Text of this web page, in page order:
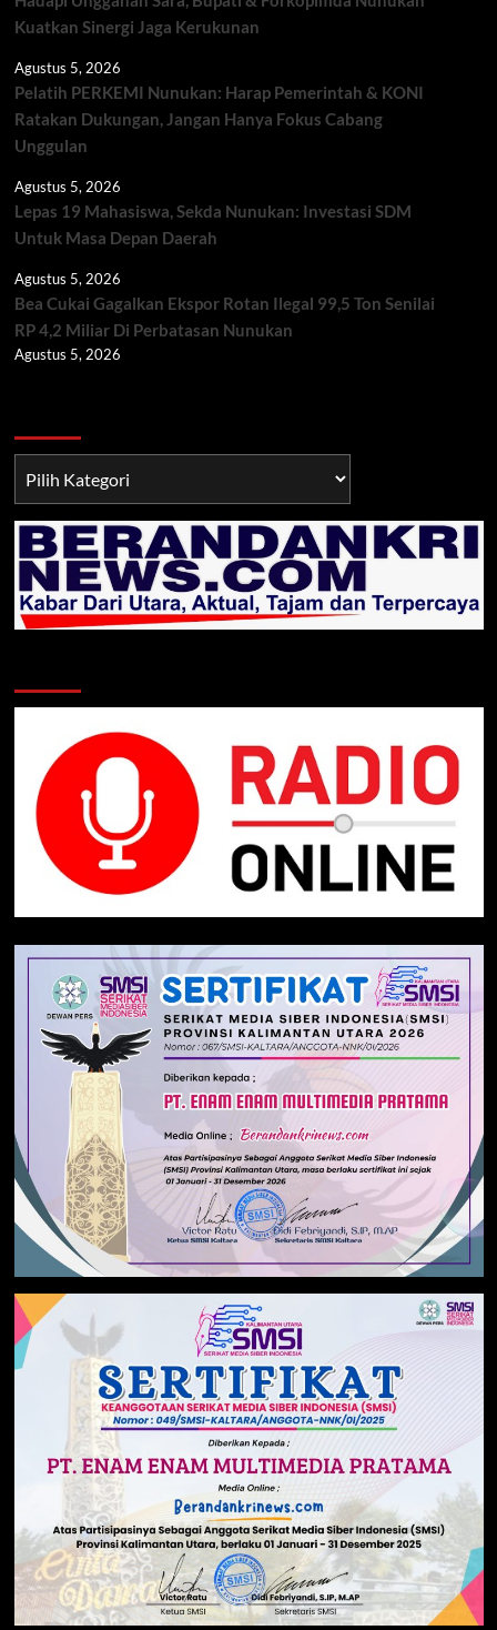
Kuatkan Sinergi Jaga Kerukunan
Agustus 5, 2026
Pelatih PERKEMI Nunukan: Harap Pemerintah & KONI
Ratakan Dukungan, Jangan Hanya Fokus Cabang
Unggulan
Agustus 5, 2026
Lepas 19 Mahasiswa, Sekda Nunukan: Investasi SDM
Untuk Masa Depan Daerah
Agustus 5, 2026
Bea Cukai Gagalkan Ekspor Rotan Ilegal 99,5 Ton Senilai
RP 4,2 Miliar Di Perbatasan Nunukan
Agustus 5, 2026
TNI/POLRI